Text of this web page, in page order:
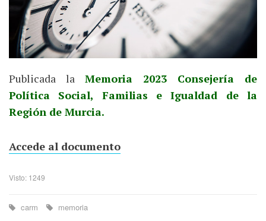
Publicada la Memoria 2023 Consejería de
Política Social, Familias e Igualdad de la
Región de Murcia.
Accede al documento
Visto: 1249
carm memoria